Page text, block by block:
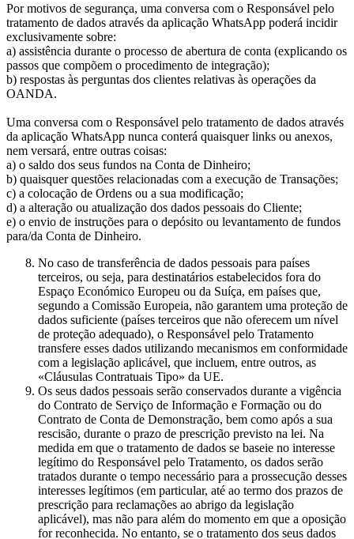
Por motivos de segurança, uma conversa com o Responsável pelo
tratamento de dados através da aplicação WhatsApp poderá incidir
exclusivamente sobre:
a) assistência durante o processo de abertura de conta (explicando os
passos que compõem o procedimento de integração);
b) respostas às perguntas dos clientes relativas às operações da
OANDA.
Uma conversa com o Responsável pelo tratamento de dados através
da aplicação WhatsApp nunca conterá quaisquer links ou anexos,
nem versará, entre outras coisas:
a) o saldo dos seus fundos na Conta de Dinheiro;
b) quaisquer questões relacionadas com a execução de Transações;
c) a colocação de Ordens ou a sua modificação;
d) a alteração ou atualização dos dados pessoais do Cliente;
e) o envio de instruções para o depósito ou levantamento de fundos
para/da Conta de Dinheiro.
No caso de transferência de dados pessoais para países
terceiros, ou seja, para destinatários estabelecidos fora do
Espaço Económico Europeu ou da Suíça, em países que,
segundo a Comissão Europeia, não garantem uma proteção de
dados suficiente (países terceiros que não oferecem um nível
de proteção adequado), o Responsável pelo Tratamento
transfere esses dados utilizando mecanismos em conformidade
com a legislação aplicável, que incluem, entre outros, as
«Cláusulas Contratuais Tipo» da UE.
Os seus dados pessoais serão conservados durante a vigência
do Contrato de Serviço de Informação e Formação ou do
Contrato de Conta de Demonstração, bem como após a sua
rescisão, durante o prazo de prescrição previsto na lei. Na
medida em que o tratamento de dados se baseie no interesse
legítimo do Responsável pelo Tratamento, os dados serão
tratados durante o tempo necessário para a prossecução desses
interesses legítimos (em particular, até ao termo dos prazos de
prescrição para reclamações ao abrigo da legislação
aplicável), mas não para além do momento em que a oposição
for reconhecida. No entanto, se o tratamento dos seus dados